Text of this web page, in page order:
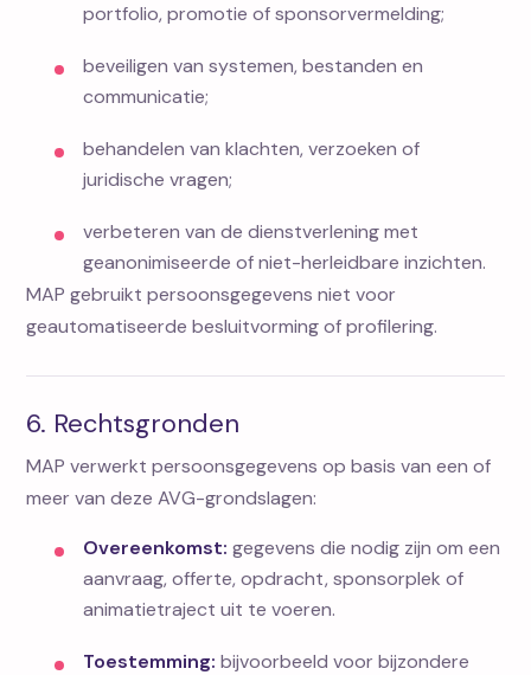
portfolio, promotie of sponsorvermelding;
beveiligen van systemen, bestanden en
communicatie;
behandelen van klachten, verzoeken of
juridische vragen;
verbeteren van de dienstverlening met
geanonimiseerde of niet-herleidbare inzichten.
MAP gebruikt persoonsgegevens niet voor
geautomatiseerde besluitvorming of profilering.
6. Rechtsgronden
MAP verwerkt persoonsgegevens op basis van een of
meer van deze AVG-grondslagen:
Overeenkomst: gegevens die nodig zijn om een
aanvraag, offerte, opdracht, sponsorplek of
animatietraject uit te voeren.
Toestemming: bijvoorbeeld voor bijzondere